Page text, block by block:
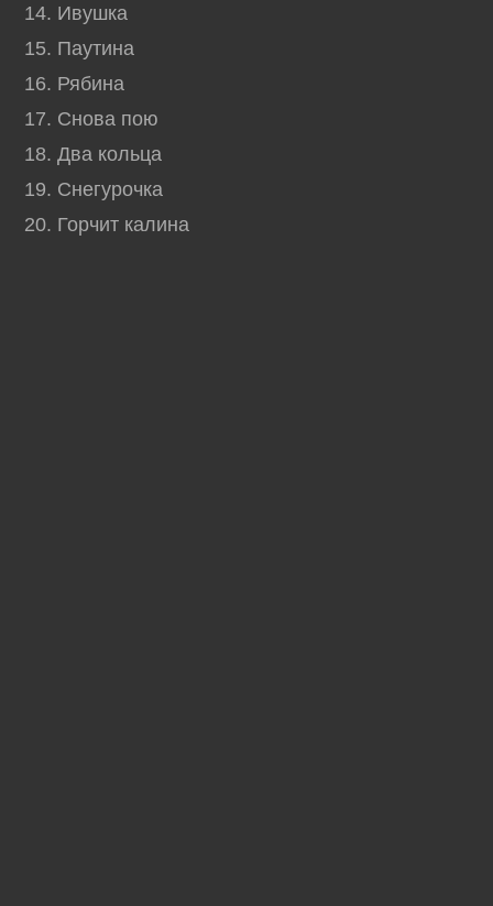
14. Ивушка
15. Паутина
16. Рябина
17. Снова пою
18. Два кольца
19. Снегурочка
20. Горчит калина